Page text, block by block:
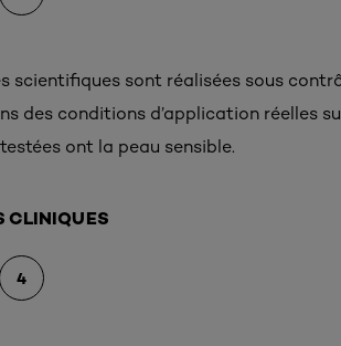
scientifiques sont réalisées sous
des conditions d’application réelles
ont la peau sensible.
CLINIQUES
4